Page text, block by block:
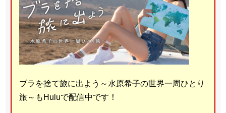
ブラを捨て旅に出よう～水原希子の世界一周ひとり
旅～もHuluで配信中です！